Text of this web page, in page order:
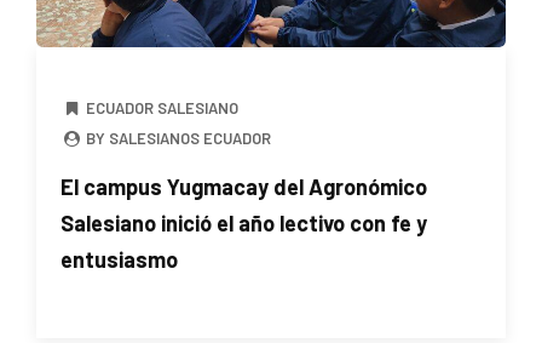
ECUADOR SALESIANO
BY SALESIANOS ECUADOR
El campus Yugmacay del Agronómico
Salesiano inició el año lectivo con fe y
entusiasmo